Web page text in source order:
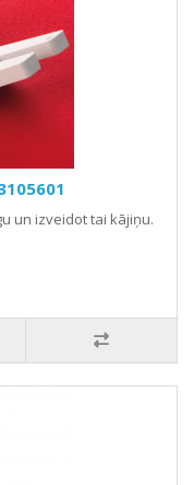
un izveidot tai kājiņu.